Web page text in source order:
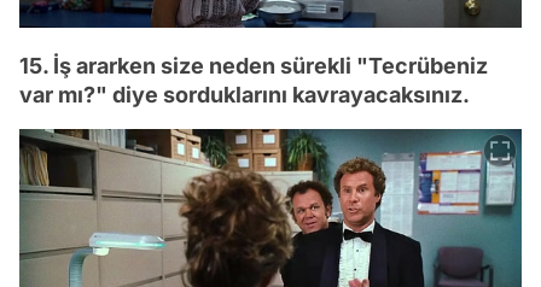
15. İş ararken size neden sürekli "Tecrübeniz
var mı?" diye sorduklarını kavrayacaksınız.